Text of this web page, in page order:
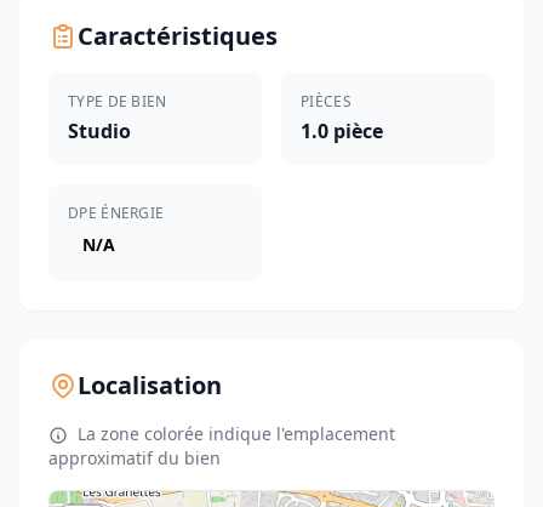
Caractéristiques
TYPE DE BIEN
Studio
PIÈCES
1.0 pièce
DPE ÉNERGIE
N/A
Localisation
La zone colorée indique l'emplacement
approximatif du bien